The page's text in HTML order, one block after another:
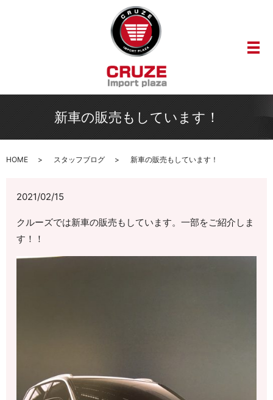
メ
新車の販売もしています！
HOME スタッフブログ 新車の販売もしています！
2021/02/15
クルーズでは新車の販売もしています。一部をご紹介しま
す！！